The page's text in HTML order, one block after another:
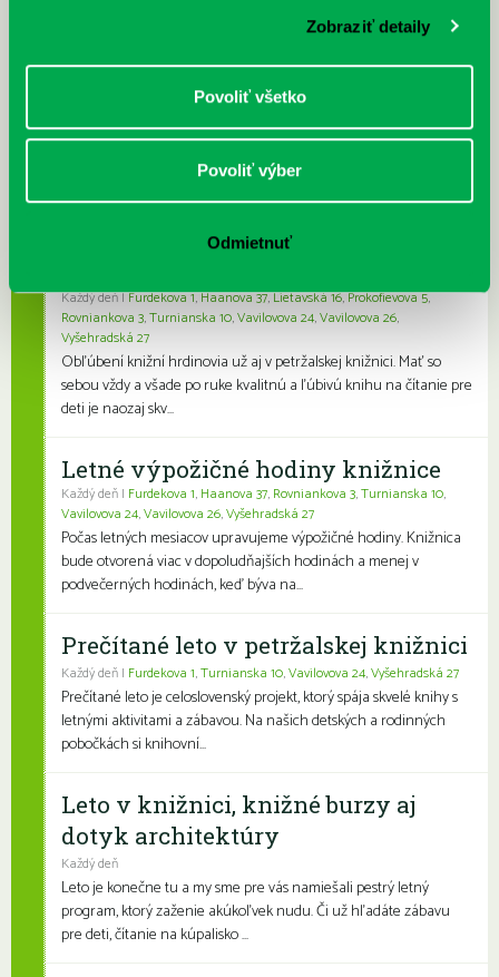
Zobraziť detaily
Povoliť všetko
Povoliť výber
Odmietnuť
Výdajný knižný box dostupný 24/7
Výdajný box na knihy Knižnice Petržalka je umiestnený pri
vchode do Petržalskej plavárne na Tupolevovej 7B a jeho obsluha
je užívateľsky veľmi jednodu...
Kubo Club už aj v petržalskej
Každý deň |Furdekova 1,Haanova 37,Lietavská 16,Prokofievova 5,
Rovniankova 3,Turnianska 10,Vavilovova 24,Vavilovova 26,
Vyšehradská 27
Obľúbení knižní hrdinovia už aj v petržalskej knižnici. Mať so
sebou vždy a všade po ruke kvalitnú a ľúbivú knihu na čítanie pre
deti je naozaj skv...
Letné výpožičné hodiny knižnice
Každý deň | Furdekova 1, Haanova 37, Rovniankova 3,Turnianska 10,
Vavilovova 24,Vavilovova 26,Vyšehradská 27
Počas letných mesiacov upravujeme výpožičné hodiny. Knižnica
bude otvorená viac v dopoludňajších hodinách a menej v
podvečerných hodinách, keď býva na...
Prečítané leto v petržalskej knižnici
Každý deň | Furdekova 1,Turnianska 10,Vavilovova 24,Vyšehradská 27
Prečítané leto je celoslovenský projekt, ktorý spája skvelé knihy s
letnými aktivitami a zábavou. Na našich detských a rodinných
pobočkách si knihovní...
Leto v knižnici, knižné burzy aj
dotyk architektúry
Každý deň
Leto je konečne tu a my sme pre vás namiešali pestrý letný
program, ktorý zaženie akúkoľvek nudu. Či už hľadáte zábavu
pre deti, čítanie na kúpalisko ...